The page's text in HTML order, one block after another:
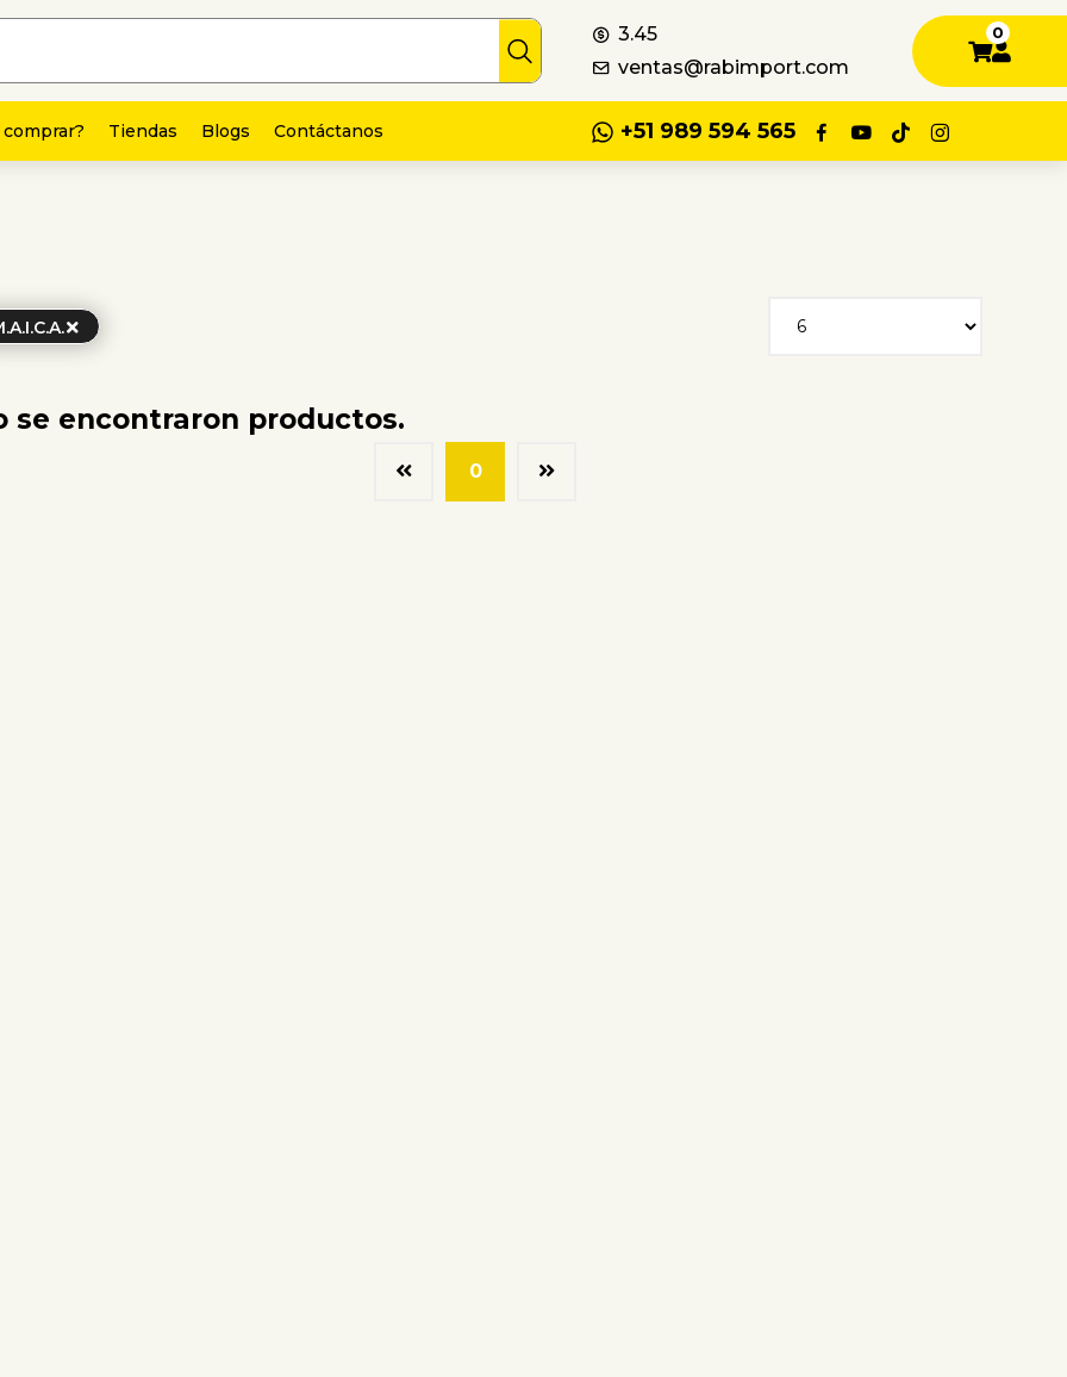
3.45
ventas@rabimport.com
0
comprar? Tiendas Blogs Contáctanos +51 989 594 565
se encontraron productos.
0